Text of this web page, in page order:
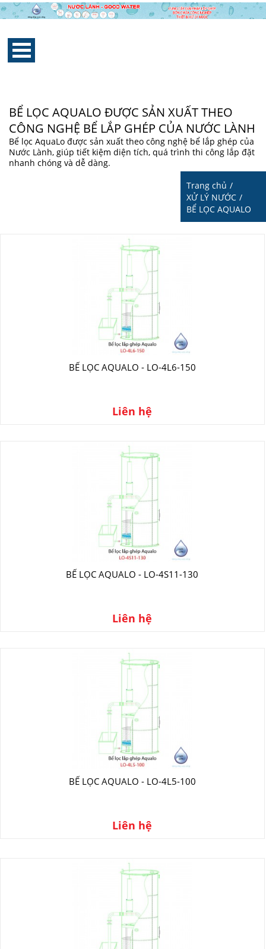
BỂ LỌC AQUALO ĐƯỢC SẢN XUẤT THEO
CÔNG NGHỆ BỂ LẮP GHÉP CỦA NƯỚC LÀNH
Bể lọc AquaLo được sản xuất theo công nghệ bể lắp ghép của
Nước Lành, giúp tiết kiệm diện tích, quá trình thi công lắp đặt
nhanh chóng và dễ dàng.
Trang chủ /
XỬ LÝ NƯỚC /
BỂ LỌC AQUALO
BỂ LỌC AQUALO - LO-4L6-150
Liên hệ
BỂ LỌC AQUALO - LO-4S11-130
Liên hệ
BỂ LỌC AQUALO - LO-4L5-100
Liên hệ